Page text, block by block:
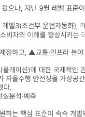
으나, 지난 9월 레벨 표
벨3(조건부 운전자동화),
비자의 이해를 향상시키는
정하고, ▲교통·인프라
레이션)에 대한 국제적
율주행 안전성을 가상
다.
분석·예측
는 핵심 표준이 속속 개